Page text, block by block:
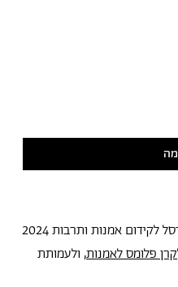
אמנות ותרבות 2024
קרן פלומס לאמנות, ולעמותת